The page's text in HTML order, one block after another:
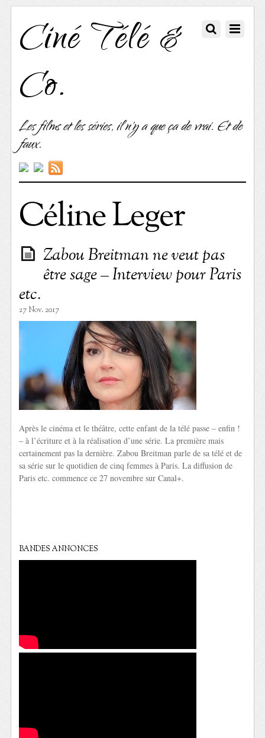
Ciné Télé &
Co.
Les films et les séries, il n'y a que ça de vrai. Et de
faux.
Céline Leger
Zabou Breitman ne veut pas
être sage – Interview pour Paris
etc.
27 Nov. 2017
Après le cinéma et le théâtre, cette enfant de la télé passe – enfin !
– à l’écriture et à la réalisation d’une série. La première mais
certainement pas la dernière. Zabou Breitman parle de sa télé et de
sa série sur le quotidien de cinq femmes à Paris. La diffusion de
Paris etc. commence ce 27 novembre sur Canal+.
BANDES ANNONCES